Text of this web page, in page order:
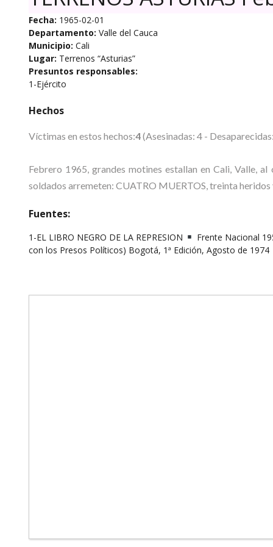
Fecha: 1965-02-01
Departamento: Valle del Cauca
Municipio: Cali
Lugar: Terrenos “Asturias”
Presuntos responsables:
1-Ejército
Hechos
Víctimas en estos hechos:4(Asesinadas: 4 -
Febrero 1965, grandes motines estallan en Cali, Valle,
soldados arremeten: CUATRO MUERTOS, treinta heridos
Fuentes:
1-EL LIBRO NEGRO DE LA REPRESION
Frente Nacional
con los Presos Políticos) Bogotá, 1ª Edición, Agosto de 1974